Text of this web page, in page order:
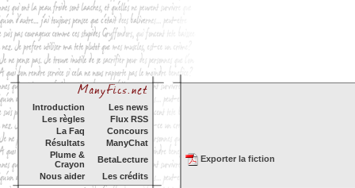
Introduction
Les news
Les règles
Flux RSS
La Faq
Concours
Résultats
ManyChat
Plume &
Crayon
BetaLecture
Nous aider
Les crédits
Exporter la fiction